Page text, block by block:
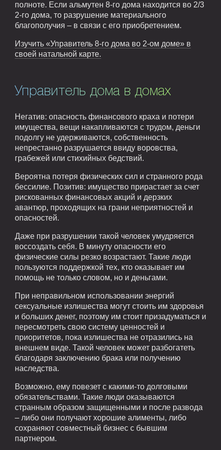
полноте. Если альмутен 8-го дома находится во 2/3
2-го дома, то разрушение материального
благополучия – в связи с его приобретением.
Изучить «Управитель 8-го дома во 2-ом доме» в
своей натальной карте.
Управитель дома в домах
Негатив: опасность финансового краха и потери
имущества, вещи накапливаются с трудом, деньги
подолгу не удерживаются, собственность
непрестанно разрушается ввиду воровства,
грабежей или стихийных бедствий.
Вероятна потеря физических сил и странного рода
бессилие. Позитив: имущество прирастает за счет
рискованных финансовых акций и дерзких
авантюр, проходящих на грани неприятностей и
опасностей.
Даже при разрушении такой человек умудряется
воссоздать себя. В минуту опасности его
физические силы резко возрастают. Такие люди
пользуются поддержкой тех, кто оказывает им
помощь не только словом, но и деньгами.
При неправильном использовании энергий
сексуальные излишества могут стоить им здоровья
и больших денег, поэтому им стоит призадуматься и
пересмотреть свою систему ценностей и
приоритетов, пока излишества не отразились на
внешнем виде. Такой человек может разбогатеть
благодаря заключению брака или получению
наследства.
Возможно, ему повезет с какими-то долговыми
обязательствами. Такие люди оказываются
странным образом защищенными и после развода
– либо они получают хорошие алименты, либо
сохраняют совместный бизнес с бывшим
партнером.